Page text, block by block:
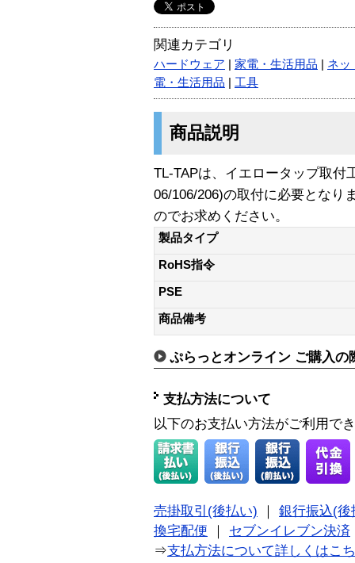
関連カテゴリ
ハードウェア 家電・生活用品
ネッ
電・生活用品
工具
商品説明
TL-TAPは、イエロータップ取付
06/106/206)の取付に必要となり
のでお求めください。
製品タイプ
RoHS指令
PSE
商品備考
ぷらっとオンライン ご購入の
支払方法について
以下のお支払い方法がご利用で
売掛取引(後払い)
銀行振込(後
換宅配便
セブンイレブン決済
⇒支払方法について詳しくはこ